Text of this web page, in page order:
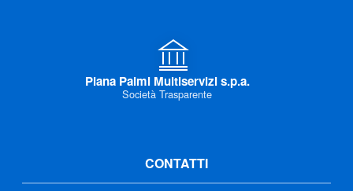
Piana Palmi Multiservizi s.p.a.
Società Trasparente
CONTATTI